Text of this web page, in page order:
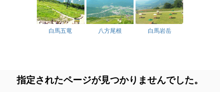
白馬五竜 八方尾根 白馬岩岳